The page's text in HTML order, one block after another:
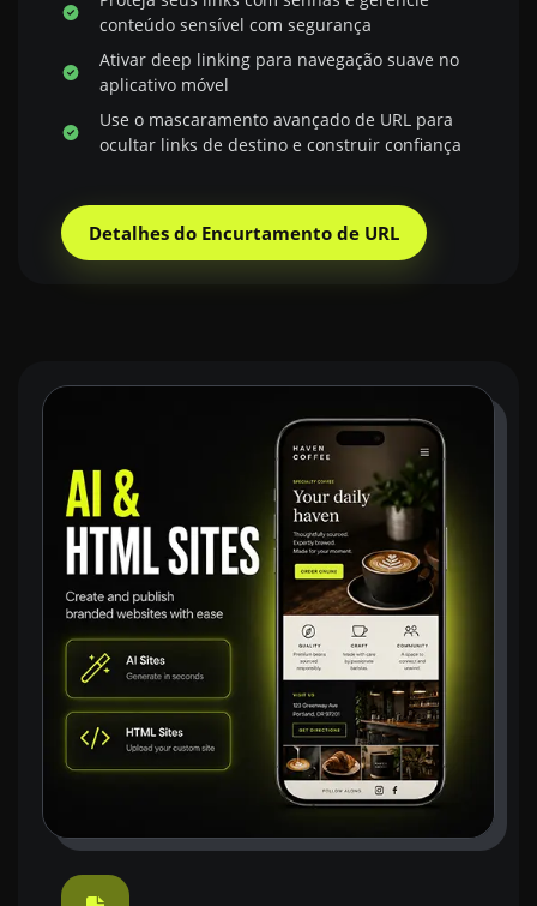
conteúdo sensível com segurança
Ativar deep linking para navegação suave no
aplicativo móvel
Use o mascaramento avançado de URL para
ocultar links de destino e construir confiança
Detalhes do Encurtamento de URL